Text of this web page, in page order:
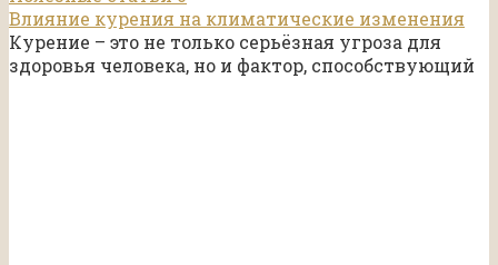
Влияние курения на климатические изменения
Курение – это не только серьёзная угроза для
здоровья человека, но и фактор, способствующий